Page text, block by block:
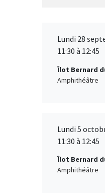
Lundi 28
11:30 à 12:45
Îlot Bernard
Amphithéâtre
Lundi 5
11:30 à 12:45
Îlot Bernard
Amphithéâtre